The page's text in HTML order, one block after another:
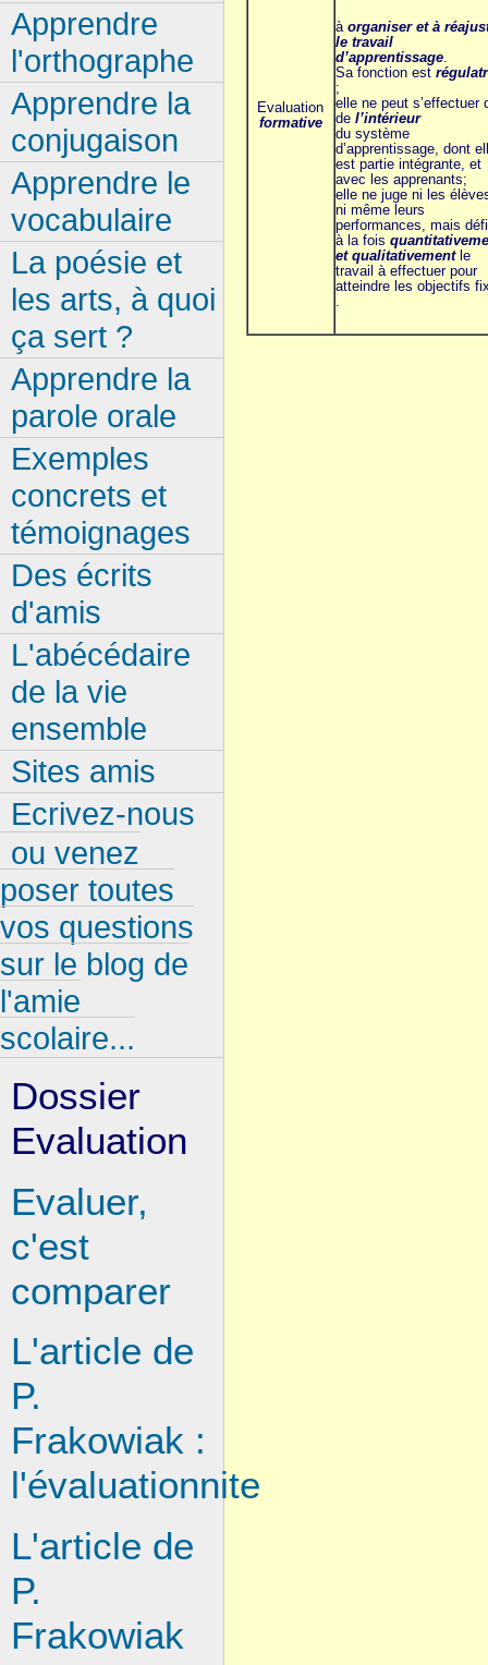
Evaluation
formative
à organiser et à
le travail
d’apprentissage.
Sa fonction est
;
elle ne peut s’effectuer
de l’intérieur
du système
d’apprentissage, dont
est partie intégrante, et
avec les apprenants;
elle ne juge ni les
ni même leurs
performances, mais
à la fois
et qualitativement le
travail à effectuer pour
atteindre les objectifs
Apprendre
l'orthographe
Apprendre la
conjugaison
Apprendre le
vocabulaire
La poésie et
les arts, à quoi
ça sert ?
Apprendre la
parole orale
Exemples
concrets et
témoignages
Des écrits
d'amis
L'abécédaire
de la vie
ensemble
Sites amis
Ecrivez-nous
ou venez
poser toutes
vos questions
sur le blog de
l'amie
scolaire...
Dossier
Evaluation
Evaluer,
c'est
comparer
L'article de
P.
Frakowiak :
l'évaluationnite
L'article de
P.
Frakowiak